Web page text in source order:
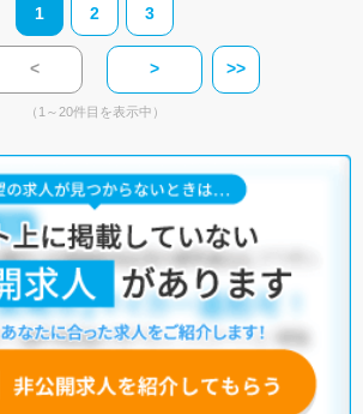
1 2 3
< > >>
（1～20件目を表示中）